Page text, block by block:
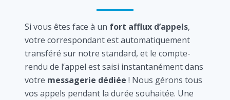
Si vous êtes face à un fort afflux d’appels,
votre correspondant est automatiquement
transféré sur notre standard, et le compte-
rendu de l’appel est saisi instantanément dans
votre messagerie dédiée ! Nous gérons tous
vos appels pendant la durée souhaitée. Une